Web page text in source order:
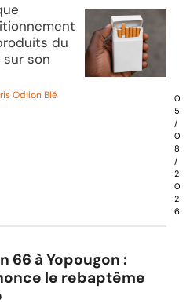
du
son
Odilon Blé
0
5
/
0
8
/
2
0
2
6
66 à Yopougon :
le rebaptême